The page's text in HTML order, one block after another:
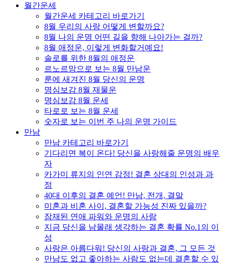
월간운세
월간운세 카테고리 바로가기
8월 우리의 사랑 어떻게 변할까요?
8월 나의 운명 어떤 길을 향해 나아가는 걸까?
8월 애정운, 이렇게 변화할거예요!
솔로를 위한 8월의 애정운
르노르망으로 보는 8월 만남운
룬에 새겨진 8월 당신의 운명
명심보감 8월 재물운
명심보감 8월 운세
타로로 보는 8월 운세
숫자로 보는 이번 주 나의 운명 가이드
만남
만남 카테고리 바로가기
기다리면 복이 온다! 당신을 사랑해줄 운명의 배우
자
카가미 류지의 인연 감정! 결혼 상대의 인성과 과
정
40대 이후의 결혼 예언! 만남, 전개, 결말
미혼과 비혼 사이, 결혼할 가능성 진짜 있을까?
잠재된 연애 파워와 운명의 사람
지금 당신을 남몰래 생각하는 결혼 확률 No.1의 이
성
사랑은 아름다워! 당신의 사랑과 결혼, 그 모든 것
만남도 없고 좋아하는 사람도 없는데 결혼할 수 있